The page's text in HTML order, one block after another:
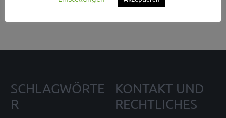
Please login and add some widgets to this widget area.
SCHLAGWÖRTE
R
KONTAKT UND
RECHTLICHES